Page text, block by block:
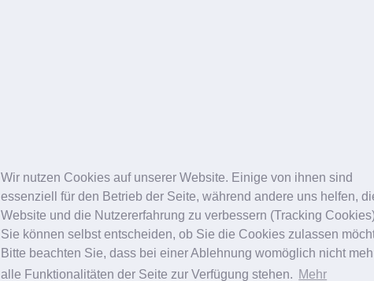
Wir nutzen Cookies auf unserer Website. Einige von ihnen sind
essenziell für den Betrieb der Seite, während andere uns helfen,
Website und die Nutzererfahrung zu verbessern (Tracking
Sie können selbst entscheiden, ob Sie die Cookies zulassen
Bitte beachten Sie, dass bei einer Ablehnung womöglich nicht
alle Funktionalitäten der Seite zur Verfügung stehen. Mehr